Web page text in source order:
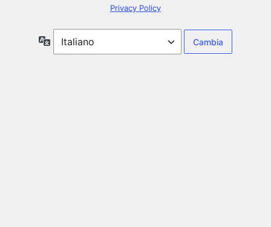
Privacy Policy
Lingua